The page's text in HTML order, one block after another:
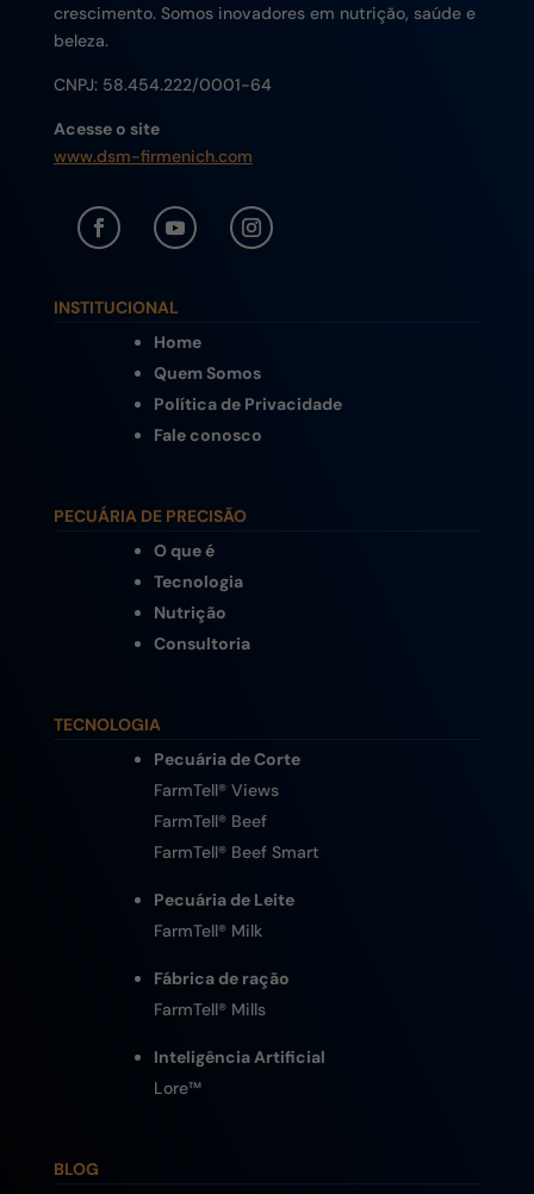
crescimento. Somos inovadores em nutrição, saúde e
beleza.
CNPJ: 58.454.222/0001-64
Acesse o site
www.dsm-firmenich.com
INSTITUCIONAL
Home
Quem Somos
Política de Privacidade
Fale conosco
PECUÁRIA DE PRECISÃO
O que é
Tecnologia
Nutrição
Consultoria
TECNOLOGIA
Pecuária de Corte
FarmTell® Views
FarmTell® Beef
FarmTell® Beef Smart
Pecuária de Leite
FarmTell® Milk
Fábrica de ração
FarmTell® Mills
Inteligência Artificial
Lore™
BLOG